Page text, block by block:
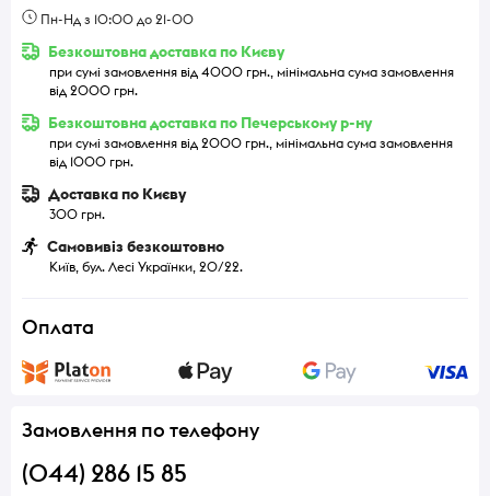
Пн-Нд з 10:00 до 21-00
Безкоштовна доставка по Києву
при сумі замовлення від 4000 грн., мінімальна сума замовлення
від 2000 грн.
Безкоштовна доставка по Печерському р-ну
при сумі замовлення від 2000 грн., мінімальна сума замовлення
від 1000 грн.
Доставка по Києву
300 грн.
Самовивіз безкоштовно
Київ, бул. Лесі Українки, 20/22.
Оплата
Замовлення по телефону
(044) 286 15 85